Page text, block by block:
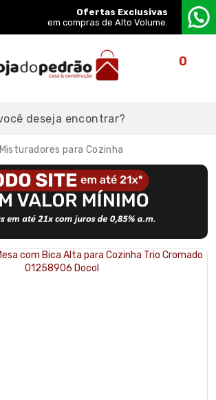
Ofertas Exclusivas
em compras de Alto Volume.
0
Misturadores para Cozinha